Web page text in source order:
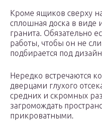
Кроме ящиков сверху
сплошная доска в виде
гранита. Обязательно
работы, чтобы он не
подбирается под
Нередко встречаются
дверцами глухого
средних и скромных
загромождать
прикроватными.